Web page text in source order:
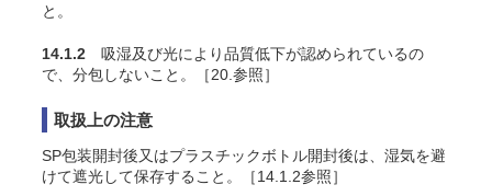
と。
14.1.2 吸湿及び光により品質低下が認められているの
で、分包しないこと。［20.参照］
取扱上の注意
SP包装開封後又はプラスチックボトル開封後は、湿気を避
けて遮光して保存すること。［14.1.2参照］